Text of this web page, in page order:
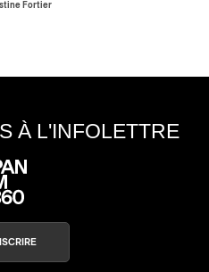
Fortier
À L'INFOLETTRE